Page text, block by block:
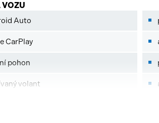
VOZU
Auto
CarPlay
pohon
volant